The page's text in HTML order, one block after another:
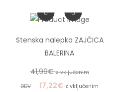
Stenska nalepka ZAJČICA
BALERINA
41,99€ z vključenim
DDV
17,22€ z vključenim